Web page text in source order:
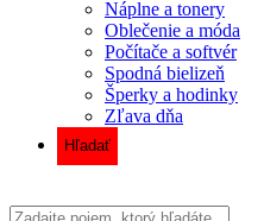
Náplne a tonery
Oblečenie a móda
Počítače a softvér
Spodná bielizeň
Šperky a hodinky
Zľava dňa
Hľadať